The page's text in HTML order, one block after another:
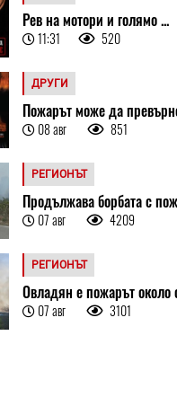
Рев на мотори и голямо ...
11:31 520
ДРУГИ
Пожарът може да
08 авг 851
РЕГИОНЪТ
Продължава борбата с
07 авг 4209
РЕГИОНЪТ
Овладян е пожарът около
07 авг 3101